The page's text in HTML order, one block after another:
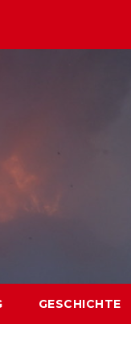
GESCHICHTE